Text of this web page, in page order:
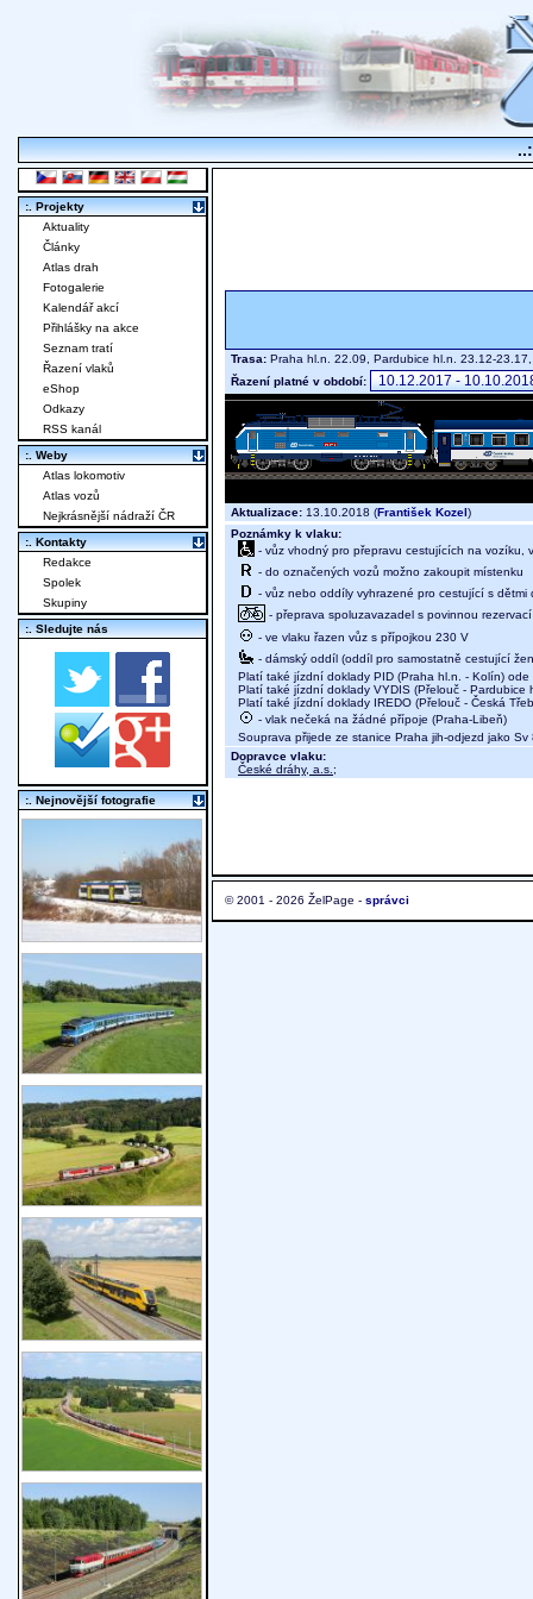
Trasa: Praha hl.n. 22.09, Pardubice hl.n. 23.12-
Řazení platné v období:
Aktualizace: 13.10.2018 (František Kozel)
Poznámky k vlaku:
- vůz vhodný pro přepravu cestujících na vozíku,
- do označených vozů možno zakoupit místenku
- vůz nebo oddíly vyhrazené pro cestující s dětmi
- přeprava spoluzavazadel s povinnou
- ve vlaku řazen vůz s přípojkou 230 V
- dámský oddíl (oddíl pro samostatně cestující
Platí také jízdní doklady PID (Praha hl.n. - Kolín)
Platí také jízdní doklady VYDIS (Přelouč - Pardubice
Platí také jízdní doklady IREDO (Přelouč - Česká
- vlak nečeká na žádné přípoje (Praha-Libeň)
Souprava přijede ze stanice Praha jih-odjezd jako
Dopravce vlaku:
České dráhy, a.s. ;
© 2001 - 2026 ŽelPage - správci
:. Projekty
Aktuality
Články
Atlas drah
Fotogalerie
Kalendář akcí
Přihlášky na akce
Seznam tratí
Řazení vlaků
eShop
Odkazy
RSS kanál
:. Weby
Atlas lokomotiv
Atlas vozů
Nejkrásnější nádraží ČR
:. Kontakty
Redakce
Spolek
Skupiny
:. Sledujte nás
:. Nejnovější fotografie